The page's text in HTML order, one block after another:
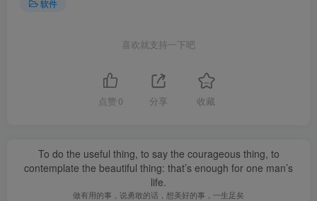
软件
喜欢就支持一下吧
点赞 0 分享 收藏
To do the useful thing, to say the courageous thing, to
contemplate the beautiful thing: that’s enough for one man’s
life.
做有用的事，说勇敢的话，想美好的事，一生足矣